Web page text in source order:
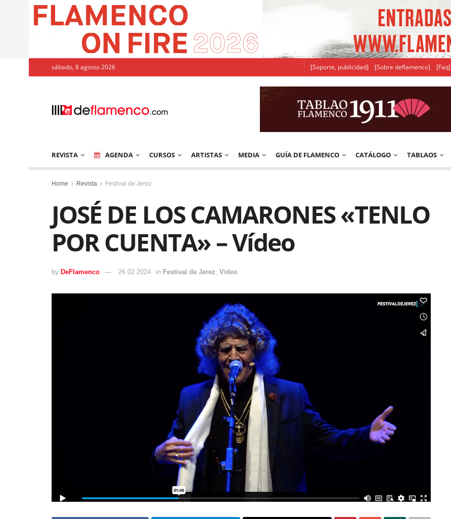
sábado, 8 agosto 2026 [Soporte, publicidad] [Sobre deflamenco] [Faq]
REVISTA AGENDA CURSOS ARTISTAS MEDIA GUÍA DE FLAMENCO CATÁLOGO TABLAOS
Home Revista Festival de Jerez
JOSÉ DE LOS CAMARONES «TENLO
POR CUENTA» – Vídeo
by DeFlamenco 26 02 2024 in Festival de Jerez, Video